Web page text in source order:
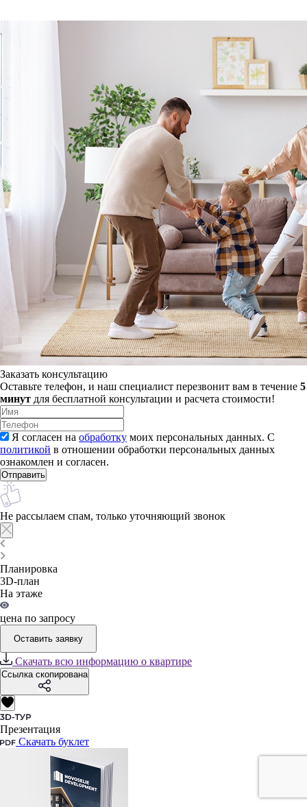
Заказать консультацию
Оставьте телефон, и наш специалист перезвонит вам в течение 5
минут для бесплатной консультации и расчета стоимости!
Я согласен на обработку моих персональных данных. С
политикой в отношении обработки персональных данных
ознакомлен и согласен.
Не рассылаем спам, только уточняющий звонок
Планировка
3D-план
На этаже
цена по запросу
Оставить заявку
Скачать всю информацию о квартире
Ссылка скопирована
Презентация
Скачать буклет